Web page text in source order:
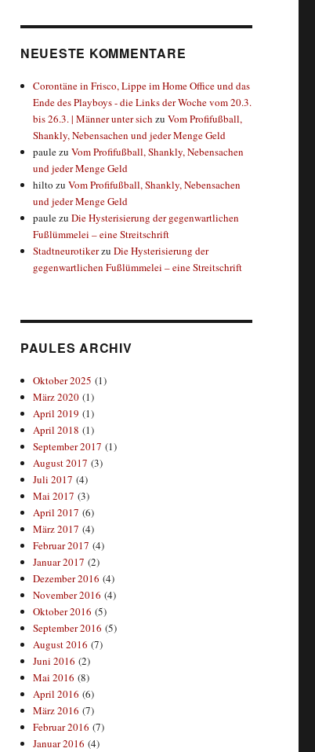
NEUESTE KOMMENTARE
Corontäne in Frisco, Lippe im Home Office und das
Ende des Playboys - die Links der Woche vom 20.3.
bis 26.3. | Männer unter sich zuVom Profifußball,
Shankly, Nebensachen und jeder Menge Geld
paulezuVom Profifußball, Shankly, Nebensachen
und jeder Menge Geld
hilto zuVom Profifußball, Shankly, Nebensachen
und jeder Menge Geld
paulezuDie Hysterisierung der gegenwartlichen
Fußlümmelei – eine Streitschrift
StadtneurotikerzuDie Hysterisierung der
gegenwartlichen Fußlümmelei – eine Streitschrift
PAULES ARCHIV
Oktober 2025 (1)
März 2020 (1)
April 2019 (1)
April 2018 (1)
September 2017 (1)
August 2017 (3)
Juli 2017 (4)
Mai 2017 (3)
April 2017 (6)
März 2017 (4)
Februar 2017 (4)
Januar 2017 (2)
Dezember 2016 (4)
November 2016 (4)
Oktober 2016 (5)
September 2016 (5)
August 2016 (7)
Juni 2016 (2)
Mai 2016 (8)
April 2016 (6)
März 2016 (7)
Februar 2016 (7)
Januar 2016 (4)